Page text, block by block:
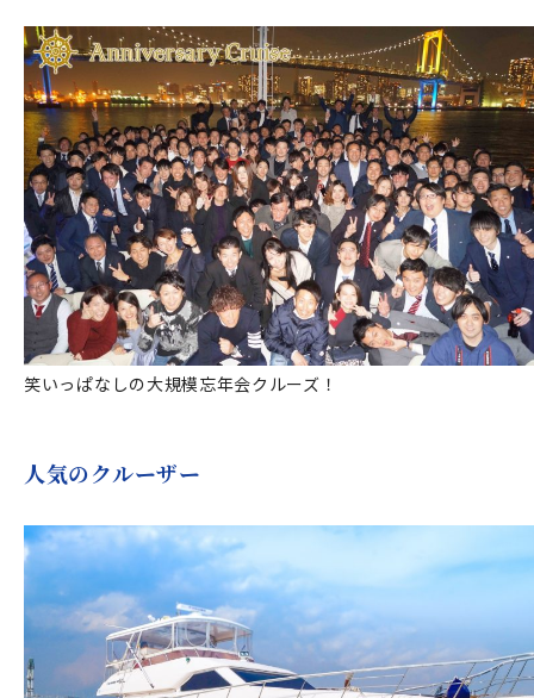
笑いっぱなしの大規模忘年会クルーズ！
人気のクルーザー